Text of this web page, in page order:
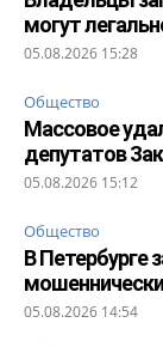
могут
05.08.2026 15:28
Общество
Массовое
депутатов
05.08.2026 15:12
Общество
В Петербурге
05.08.2026 14:54